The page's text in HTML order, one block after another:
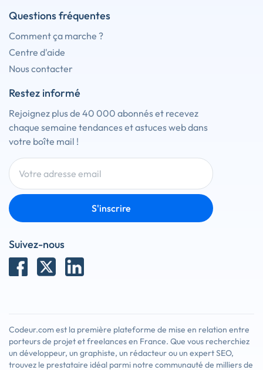
Questions fréquentes
Comment ça marche ?
Centre d'aide
Nous contacter
Restez informé
Rejoignez plus de 40 000 abonnés et recevez
chaque semaine tendances et astuces web dans
votre boîte mail !
S'inscrire
Suivez-nous
Codeur.com est la première plateforme de mise en relation entre
porteurs de projet et freelances en France. Que vous recherchiez
un développeur, un graphiste, un rédacteur ou un expert SEO,
trouvez le prestataire idéal parmi notre communauté de milliers de